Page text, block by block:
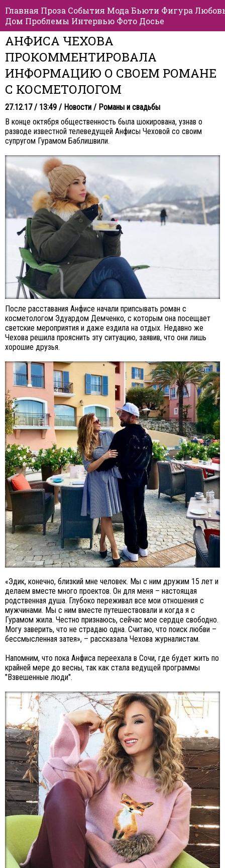
Главная Проза События Мода Бьюти Фигура
Дом Проблемы Интервью Фото Досье
АНФИСА ЧЕХОВА
ПРОКОММЕНТИРОВАЛА
ИНФОРМАЦИЮ О СВОЕМ РОМАНЕ
С КОСМЕТОЛОГОМ
27.12.17 / 13:49 / Новости / Романы и свадьбы
В конце октября общественность была шокирована, узнав о
разводе известной телеведущей Анфисы Чеховой со своим
супругом Гурамом Баблишвили.
После расставания Анфисе начали припсывать роман с
косметологом Эдуардом Демченко, с которым она посещает
светские мероприятия и даже ездила на отдых. Недавно же
Чехова решила прояснить эту ситуацию, заявив, что они лишь
хорошие друзья.
«Эдик, конечно, близкий мне человек. Мы с ним дружим 15 лет и
делаем вместе много проектов. Он для меня – настоящая
родственная душа. Глубоко переживал все мои отношения с
мужчинами. Мы с ним вместе путешествовали и когда я с
Гурамом жила. Честно признаюсь, сейчас мое сердце свободно.
Могу заверить, что не страдаю одна. Считаю, что поиск любви –
бессмысленная затея», – рассказала Чехова журналистам.
Напомним, что пока Анфиса переехала в Сочи, где будет жить по
крайней мере до весны, так как стала ведущей программы
"Взвешенные люди".